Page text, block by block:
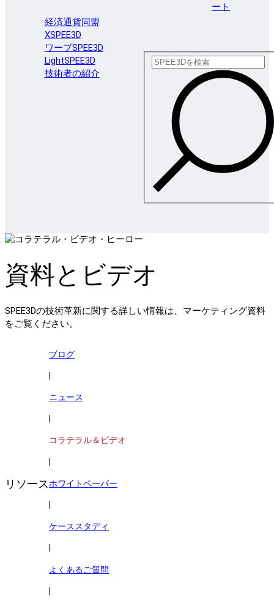
経済通貨同盟
XSPEE3D
ワープSPEE3D
LightSPEE3D
技術者の紹介
ート
資料とビデオ
SPEE3Dの技術革新に関する詳しい情報は、マーケティング資料
をご覧ください。
リソース
ブログ
ニュース
コラテラル＆ビデオ
ホワイトペーパー
ケーススタディ
よくあるご質問